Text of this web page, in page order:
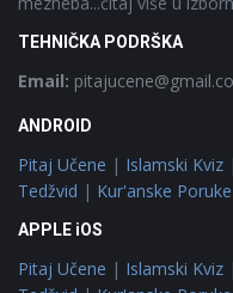
TEHNIČKA PODRŠKA
Email:
ANDROID
Pitaj Učene | Islamski Kviz
Tedžvid | Kur'anske Poruke
APPLE iOS
Pitaj Učene | Islamski Kviz